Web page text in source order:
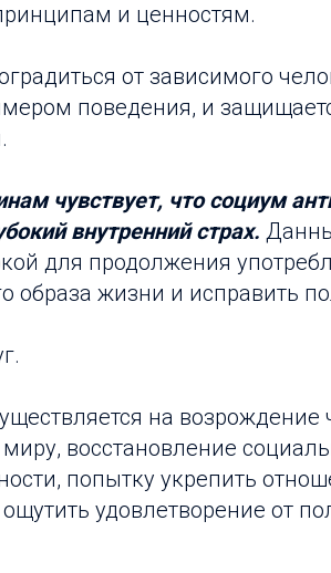
и ценностям.
от зависимого
поведения, и
чувствует, что социум
внутренний страх.
для продолжения
образа жизни и исправить
на возрождение
восстановление
попытку укрепить
удовлетворение от